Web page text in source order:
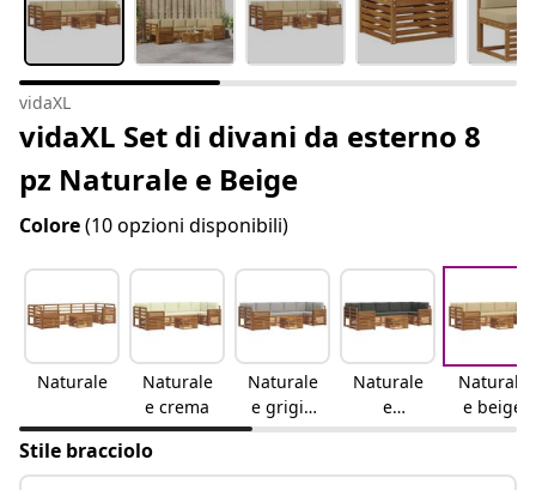
vidaXL
vidaXL Set di divani da esterno 8
pz Naturale e Beige
Colore(10 opzioni disponibili)
Naturale
Naturale
e crema
Naturale
e grigio
chiaro
Naturale
e
antracite
Naturale
e beige
Stile bracciolo